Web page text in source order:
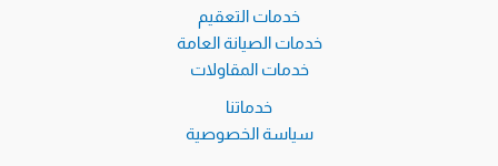
خدمات التعقيم
خدمات الصيانة العامة
خدمات المقاولات
خدماتنا
سياسة الخصوصية